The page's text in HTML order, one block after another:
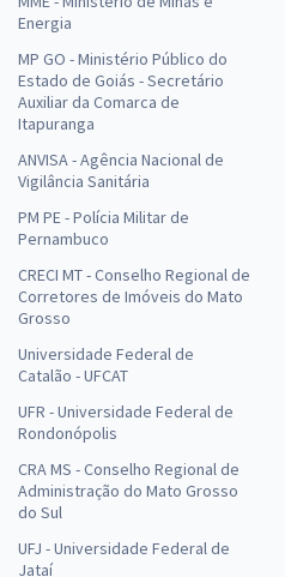
Energia
MP GO - Ministério Público do
Estado de Goiás - Secretário
Auxiliar da Comarca de
Itapuranga
ANVISA - Agência Nacional de
Vigilância Sanitária
PM PE - Polícia Militar de
Pernambuco
CRECI MT - Conselho Regional de
Corretores de Imóveis do Mato
Grosso
Universidade Federal de
Catalão - UFCAT
UFR - Universidade Federal de
Rondonópolis
CRA MS - Conselho Regional de
Administração do Mato Grosso
do Sul
UFJ - Universidade Federal de
Jataí